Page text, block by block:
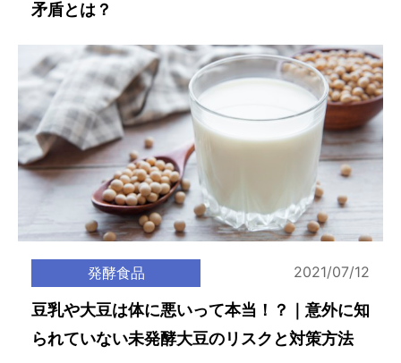
矛盾とは？
発酵食品 2021/07/12
豆乳や大豆は体に悪いって本当！？｜意外に知
られていない未発酵大豆のリスクと対策方法